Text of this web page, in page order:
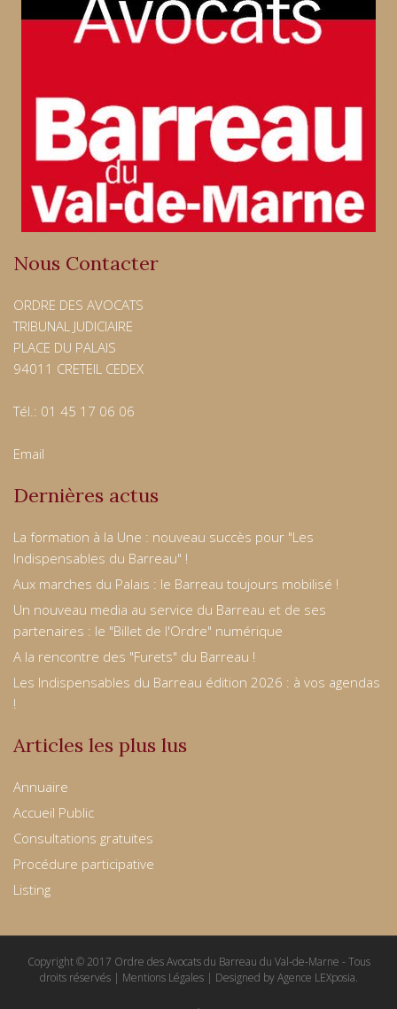
Nous Contacter
ORDRE DES AVOCATS
TRIBUNAL JUDICIAIRE
PLACE DU PALAIS
94011 CRETEIL CEDEX
Tél.: 01 45 17 06 06
Email
Dernières actus
La formation à la Une : nouveau succès pour "Les
Indispensables du Barreau" !
Aux marches du Palais : le Barreau toujours mobilisé !
Un nouveau media au service du Barreau et de ses
partenaires : le "Billet de l'Ordre" numérique
A la rencontre des "Furets" du Barreau !
Les Indispensables du Barreau édition 2026 : à vos agendas
!
Articles les plus lus
Annuaire
Accueil Public
Consultations gratuites
Procédure participative
Listing
Copyright © 2017 Ordre des Avocats du Barreau du Val-de-Marne - Tous
droits réservés | Mentions Légales | Designed by Agence LEXposia.